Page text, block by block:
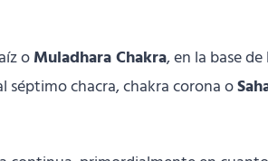
oMuladhara Chakra, en la base
séptimo chacra, chakra corona o